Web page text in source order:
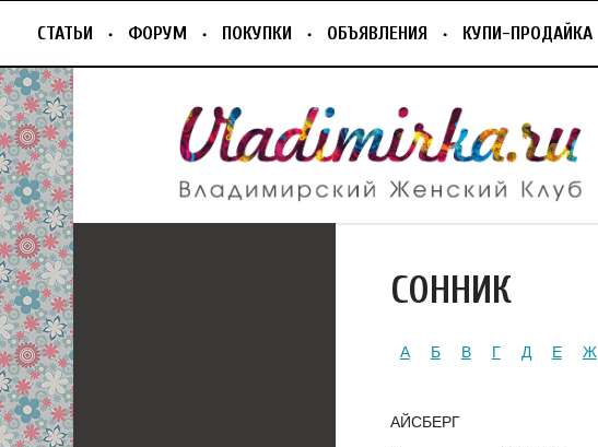
СТАТЬИ ФОРУМ ПОКУПКИ ОБЪЯВЛЕНИЯ КУПИ-ПРОДАЙКА
СОННИК
А Б В Г Д Е Ж
АЙСБЕРГ